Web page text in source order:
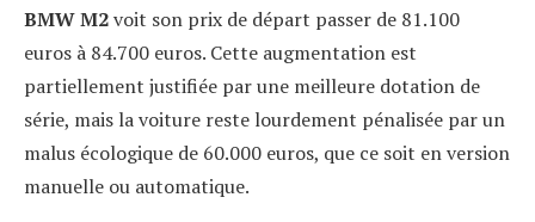
BMW M2voit son prix de départ passer de 81.100
euros à 84.700 euros. Cette augmentation est
partiellement justifiée par une meilleure dotation de
série, mais la voiture reste lourdement pénalisée par un
malus écologique de 60.000 euros, que ce soit en version
manuelle ou automatique.